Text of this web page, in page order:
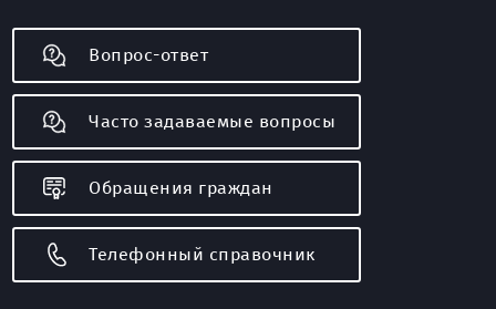
Вопрос-ответ
Часто задаваемые вопросы
Обращения граждан
Телефонный справочник